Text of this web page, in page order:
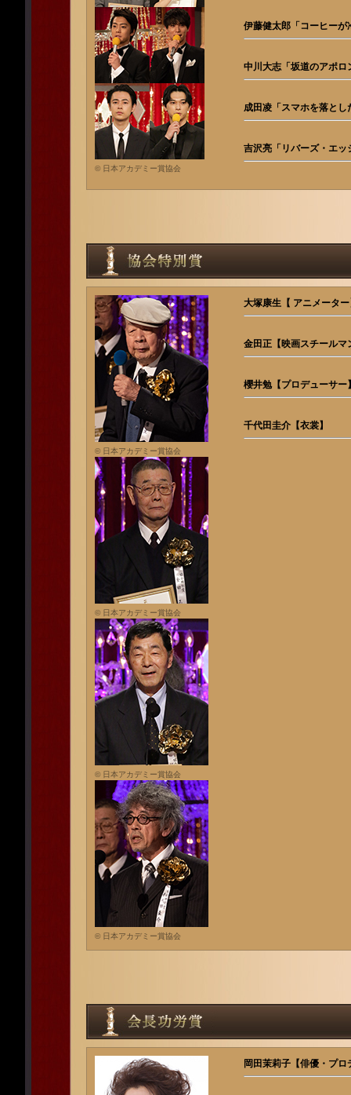
© 日本アカデミー賞協会
伊藤健太郎「コーヒーが
中川大志「坂道のアポ
成田凌「スマホを落と
吉沢亮「リバーズ・エッ
© 日本アカデミー賞協会
© 日本アカデミー賞協会
© 日本アカデミー賞協会
© 日本アカデミー賞協会
大塚康生【 アニメータ
金田正【映画スチールマ
櫻井勉【プロデューサー
千代田圭介【衣裳】
岡田茉莉子【俳優・プロ